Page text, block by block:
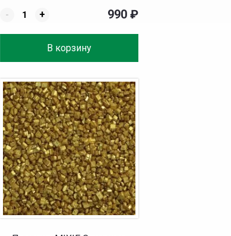
-
+
В корзину
990 ₽